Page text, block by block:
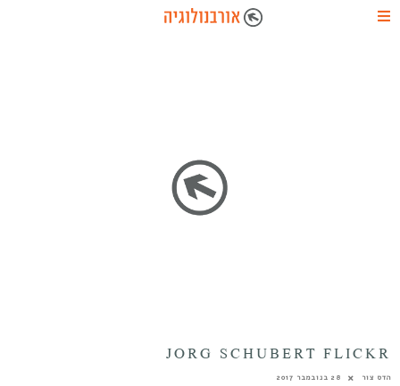
JORG SCHUBERT FLICKR
הדס צור 28 בנובמבר 2017